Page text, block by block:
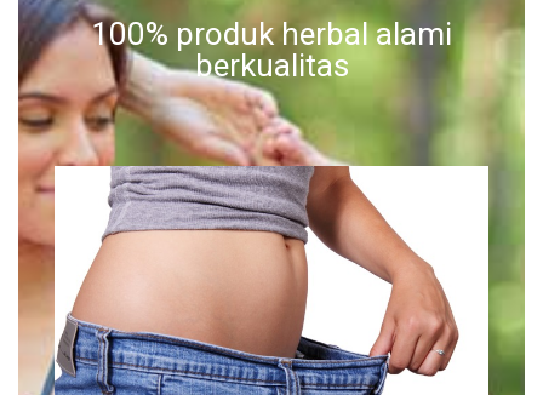
100% produk herbal alami
berkualitas